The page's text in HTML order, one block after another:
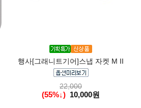
행사[그래니트기어]스냅 자켓 M II
22,000
(55%↓) 10,000원